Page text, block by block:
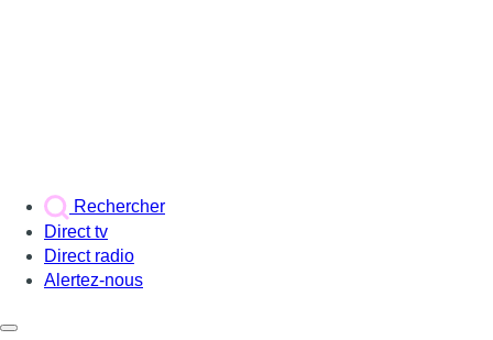
Rechercher
Direct tv
Direct radio
Alertez-nous